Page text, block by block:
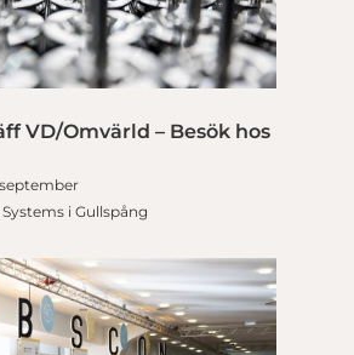
VD/Omvärld – Besök hos
i Gullspång